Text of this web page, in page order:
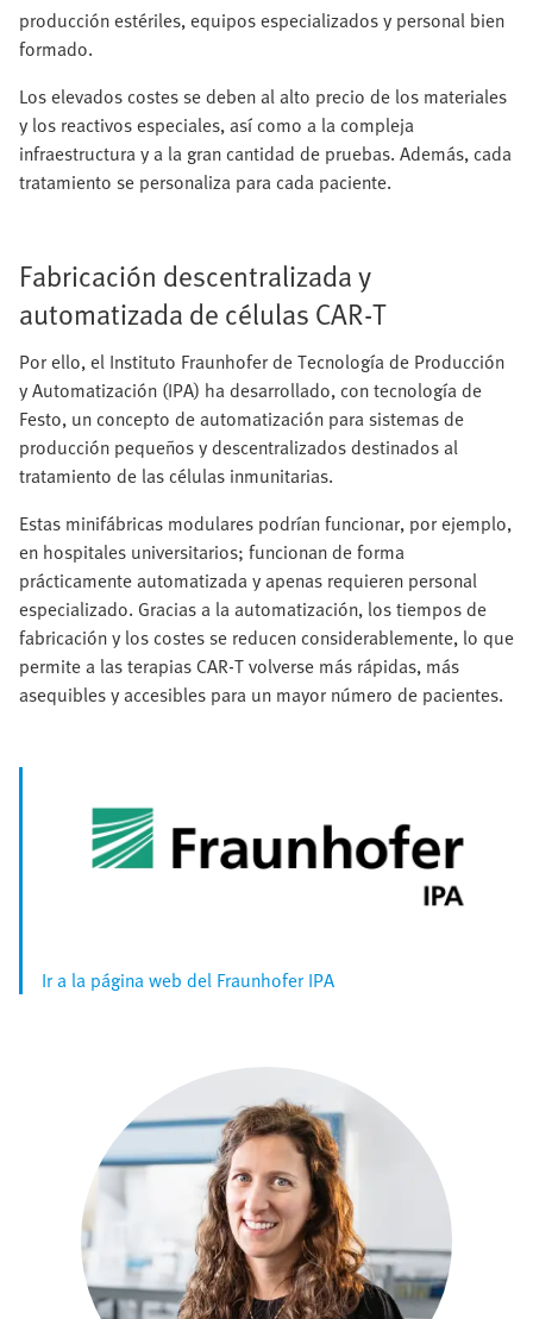
producción estériles, equipos especializados y personal bien
formado.
Los elevados costes se deben al alto precio de los materiales
y los reactivos especiales, así como a la compleja
infraestructura y a la gran cantidad de pruebas. Además, cada
tratamiento se personaliza para cada paciente.
Fabricación descentralizada y
automatizada de células CAR‑T
Por ello, el Instituto Fraunhofer de Tecnología de Producción
y Automatización (IPA) ha desarrollado, con tecnología de
Festo, un concepto de automatización para sistemas de
producción pequeños y descentralizados destinados al
tratamiento de las células inmunitarias.
Estas minifábricas modulares podrían funcionar, por ejemplo,
en hospitales universitarios; funcionan de forma
prácticamente automatizada y apenas requieren personal
especializado. Gracias a la automatización, los tiempos de
fabricación y los costes se reducen considerablemente, lo que
permite a las terapias CAR‑T volverse más rápidas, más
asequibles y accesibles para un mayor número de pacientes.
Ir a la página web del Fraunhofer IPA